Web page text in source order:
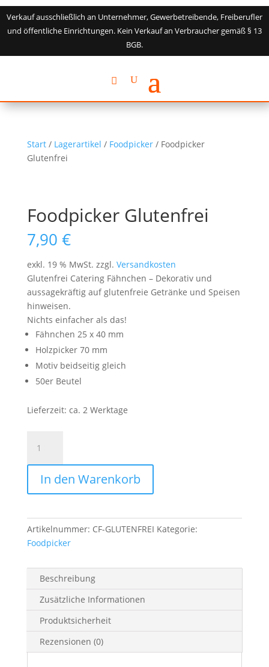
Verkauf ausschließlich an Unternehmer, Gewerbetreibende, Freiberufler
und öffentliche Einrichtungen. Kein Verkauf an Verbraucher gemäß § 13
BGB.
Start/ Lagerartikel / Foodpicker/ Foodpicker
Glutenfrei
Foodpicker Glutenfrei
7,90 €
exkl. 19 % MwSt. zzgl. Versandkosten
Glutenfrei Catering Fähnchen – Dekorativ und
aussagekräftig auf glutenfreie Getränke und Speisen
hinweisen.
Nichts einfacher als das!
Fähnchen 25 x 40 mm
Holzpicker 70 mm
Motiv beidseitig gleich
50er Beutel
Lieferzeit: ca. 2 Werktage
Glutenfrei
Menge
In den Warenkorb
Artikelnummer: CF-GLUTENFREI Kategorie:
Foodpicker
Beschreibung
Zusätzliche Informationen
Produktsicherheit
Rezensionen (0)